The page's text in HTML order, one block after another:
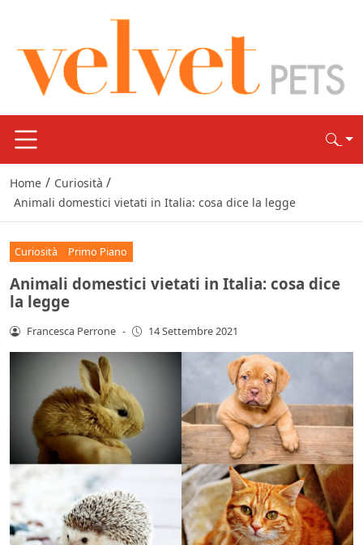
Home / Curiosità /
Animali domestici vietati in Italia: cosa dice la legge
Curiosità Primo Piano
Animali domestici vietati in Italia: cosa dice
la legge
Francesca Perrone - 14 Settembre 2021